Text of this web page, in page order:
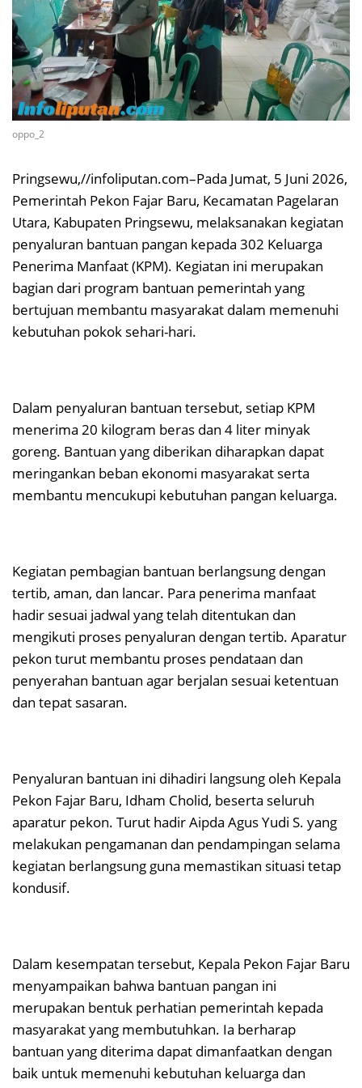
oppo_2
Pringsewu,//infoliputan.com–Pada Jumat, 5 Juni 2026,
Pemerintah Pekon Fajar Baru, Kecamatan Pagelaran
Utara, Kabupaten Pringsewu, melaksanakan kegiatan
penyaluran bantuan pangan kepada 302 Keluarga
Penerima Manfaat (KPM). Kegiatan ini merupakan
bagian dari program bantuan pemerintah yang
bertujuan membantu masyarakat dalam memenuhi
kebutuhan pokok sehari-hari.
Dalam penyaluran bantuan tersebut, setiap KPM
menerima 20 kilogram beras dan 4 liter minyak
goreng. Bantuan yang diberikan diharapkan dapat
meringankan beban ekonomi masyarakat serta
membantu mencukupi kebutuhan pangan keluarga.
Kegiatan pembagian bantuan berlangsung dengan
tertib, aman, dan lancar. Para penerima manfaat
hadir sesuai jadwal yang telah ditentukan dan
mengikuti proses penyaluran dengan tertib. Aparatur
pekon turut membantu proses pendataan dan
penyerahan bantuan agar berjalan sesuai ketentuan
dan tepat sasaran.
Penyaluran bantuan ini dihadiri langsung oleh Kepala
Pekon Fajar Baru, Idham Cholid, beserta seluruh
aparatur pekon. Turut hadir Aipda Agus Yudi S. yang
melakukan pengamanan dan pendampingan selama
kegiatan berlangsung guna memastikan situasi tetap
kondusif.
Dalam kesempatan tersebut, Kepala Pekon Fajar Baru
menyampaikan bahwa bantuan pangan ini
merupakan bentuk perhatian pemerintah kepada
masyarakat yang membutuhkan. Ia berharap
bantuan yang diterima dapat dimanfaatkan dengan
baik untuk memenuhi kebutuhan keluarga dan